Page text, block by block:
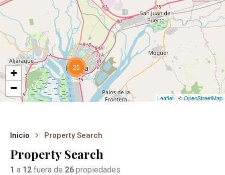
25
+
−
Leaflet | ©OpenStreetMap
Inicio Property Search
Property Search
1 a 12 fuera de 26 propiedades